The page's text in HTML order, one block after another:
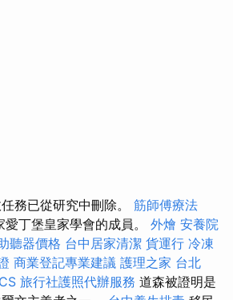
務已從研究中刪除。 筋師傅療法
丁堡皇家學會的成員。 外燴 安養院
聽器價格 台中居家清潔 貨運行 冷凍
商業登記專業建議 護理之家 台北
旅行社護照代辦服務 道森被證明是